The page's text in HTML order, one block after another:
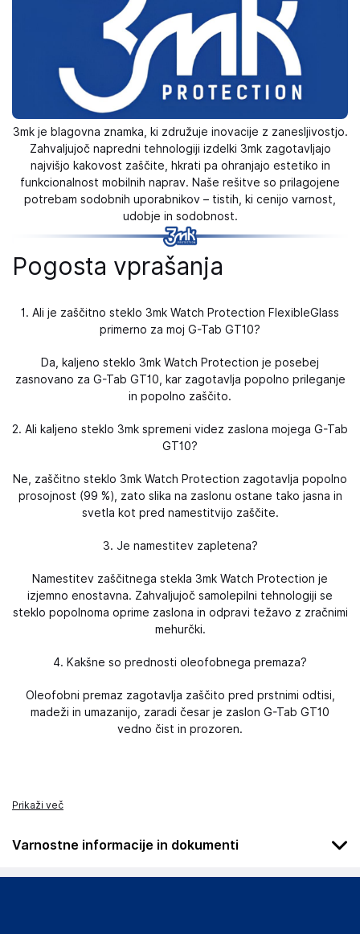
3mk je blagovna znamka, ki združuje inovacije z zanesljivostjo.
Zahvaljujoč napredni tehnologiji izdelki 3mk zagotavljajo
najvišjo kakovost zaščite, hkrati pa ohranjajo estetiko in
funkcionalnost mobilnih naprav. Naše rešitve so prilagojene
potrebam sodobnih uporabnikov – tistih, ki cenijo varnost,
udobje in sodobnost.
Pogosta vprašanja
1. Ali je zaščitno steklo 3mk Watch Protection FlexibleGlass
primerno za moj G-Tab GT10?
Da, kaljeno steklo 3mk Watch Protection je posebej
zasnovano za G-Tab GT10, kar zagotavlja popolno prileganje
in popolno zaščito.
2. Ali kaljeno steklo 3mk spremeni videz zaslona mojega G-Tab
GT10?
Ne, zaščitno steklo 3mk Watch Protection zagotavlja popolno
prosojnost (99 %), zato slika na zaslonu ostane tako jasna in
svetla kot pred namestitvijo zaščite.
3. Je namestitev zapletena?
Namestitev zaščitnega stekla 3mk Watch Protection je
izjemno enostavna. Zahvaljujoč samolepilni tehnologiji se
steklo popolnoma oprime zaslona in odpravi težavo z zračnimi
mehurčki.
4. Kakšne so prednosti oleofobnega premaza?
Oleofobni premaz zagotavlja zaščito pred prstnimi odtisi,
madeži in umazanijo, zaradi česar je zaslon G-Tab GT10
vedno čist in prozoren.
Prikaži več
Varnostne informacije in dokumenti
Podatki o proizvajalcu